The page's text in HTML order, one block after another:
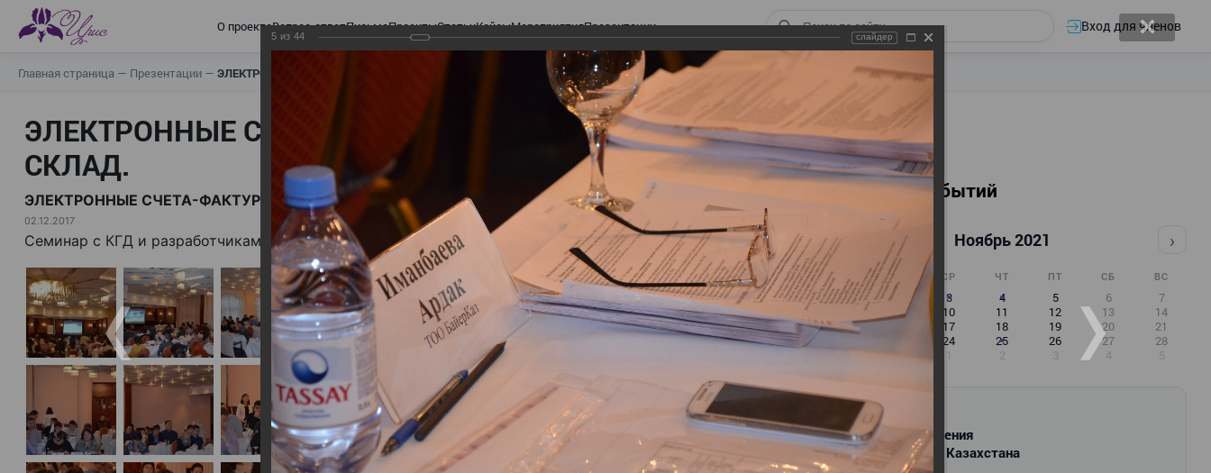
О проектеВопрос-ответПисьмаПроектыСтатьиКейсыМероприятияПрезентации Вход для членов
Главная страница — Презентации — ЭЛЕКТРОННЫЕ СЧЕТА-ФАКТУРЫ. ВИРТУАЛЬНЫЙ СКЛАД.
ЭЛЕКТРОННЫЕ СЧЕТА-ФАКТУРЫ. ВИРТУАЛЬНЫЙ
СКЛАД.
ЭЛЕКТРОННЫЕ СЧЕТА-ФАКТУРЫ. ВИРТУАЛЬНЫЙ СКЛАД.
02.12.2017
Семинар с КГД и разработчиками
Календарь событий
‹ Ноябрь 2021 ›
ПН ВТ СР ЧТ ПТ СБ ВС
1 2 3 4 5 6
7
9 10 11 12 13
14
15
17 18 19 20
21
24 25 26 27
28
29
30 1 2 3 4 5
РАССЫЛКА
Новости и изменения
для бухгалтеров Казахстана
5 из 44 слайдер